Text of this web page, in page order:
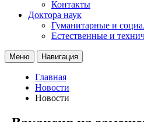
Контакты
Доктора наук
Гуманитарные и
Естественные и
Меню Навигация
Главная
Новости
Новости